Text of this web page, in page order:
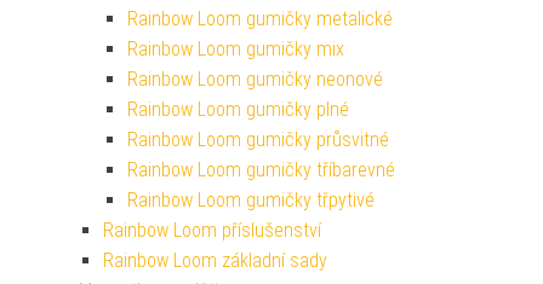
Rainbow Loom gumičky metalické
Rainbow Loom gumičky mix
Rainbow Loom gumičky neonové
Rainbow Loom gumičky plné
Rainbow Loom gumičky průsvitné
Rainbow Loom gumičky tříbarevné
Rainbow Loom gumičky třpytivé
Rainbow Loom příslušenství
Rainbow Loom základní sady